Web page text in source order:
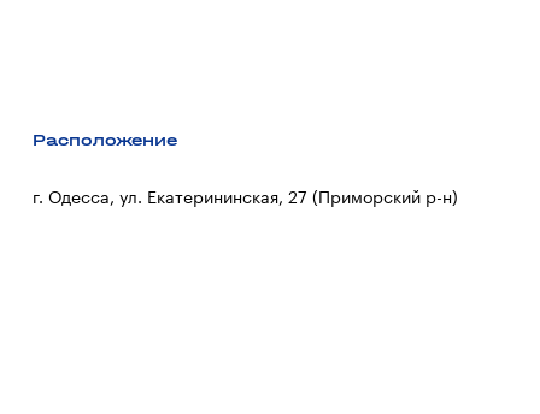
Расположение
г. Одесса, ул. Екатерининская, 27 (Приморский р-н)